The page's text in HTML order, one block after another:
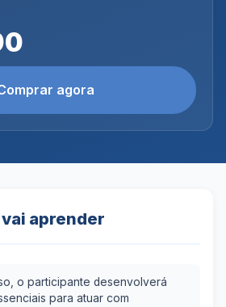
agora
aprender
o participante desenvolverá
para atuar com